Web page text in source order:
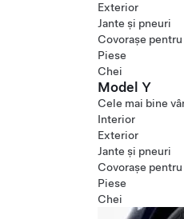
Exterior
Jante și pneuri
Covorașe
Piese
Chei
Model Y
Cele mai bine
Interior
Exterior
Jante și pneuri
Covorașe
Piese
Chei